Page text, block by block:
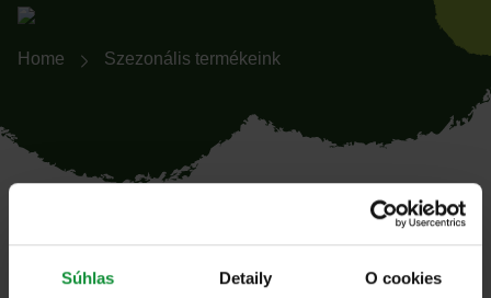
Súhlas Detaily O cookies
Breadcrumb-Navigation
Home Szezonális termékeink
Všetky príspevky v kategórii